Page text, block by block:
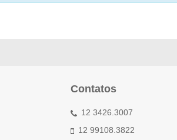
Contatos
12 3426.3007
12 99108.3822